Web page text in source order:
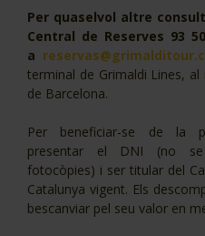
Per quaselvol altre
Central de Reserves 93
a
terminal de Grimaldi Lines,
de Barcelona.
Per beneficiar-se de la
presentar el DNI (no se
fotocòpies) i ser titular del
Catalunya vigent. Els
bescanviar pel seu valor en